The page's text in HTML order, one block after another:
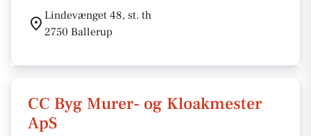
Lindevænget 48, st. th
2750 Ballerup
CC Byg Murer- og Kloakmester
ApS